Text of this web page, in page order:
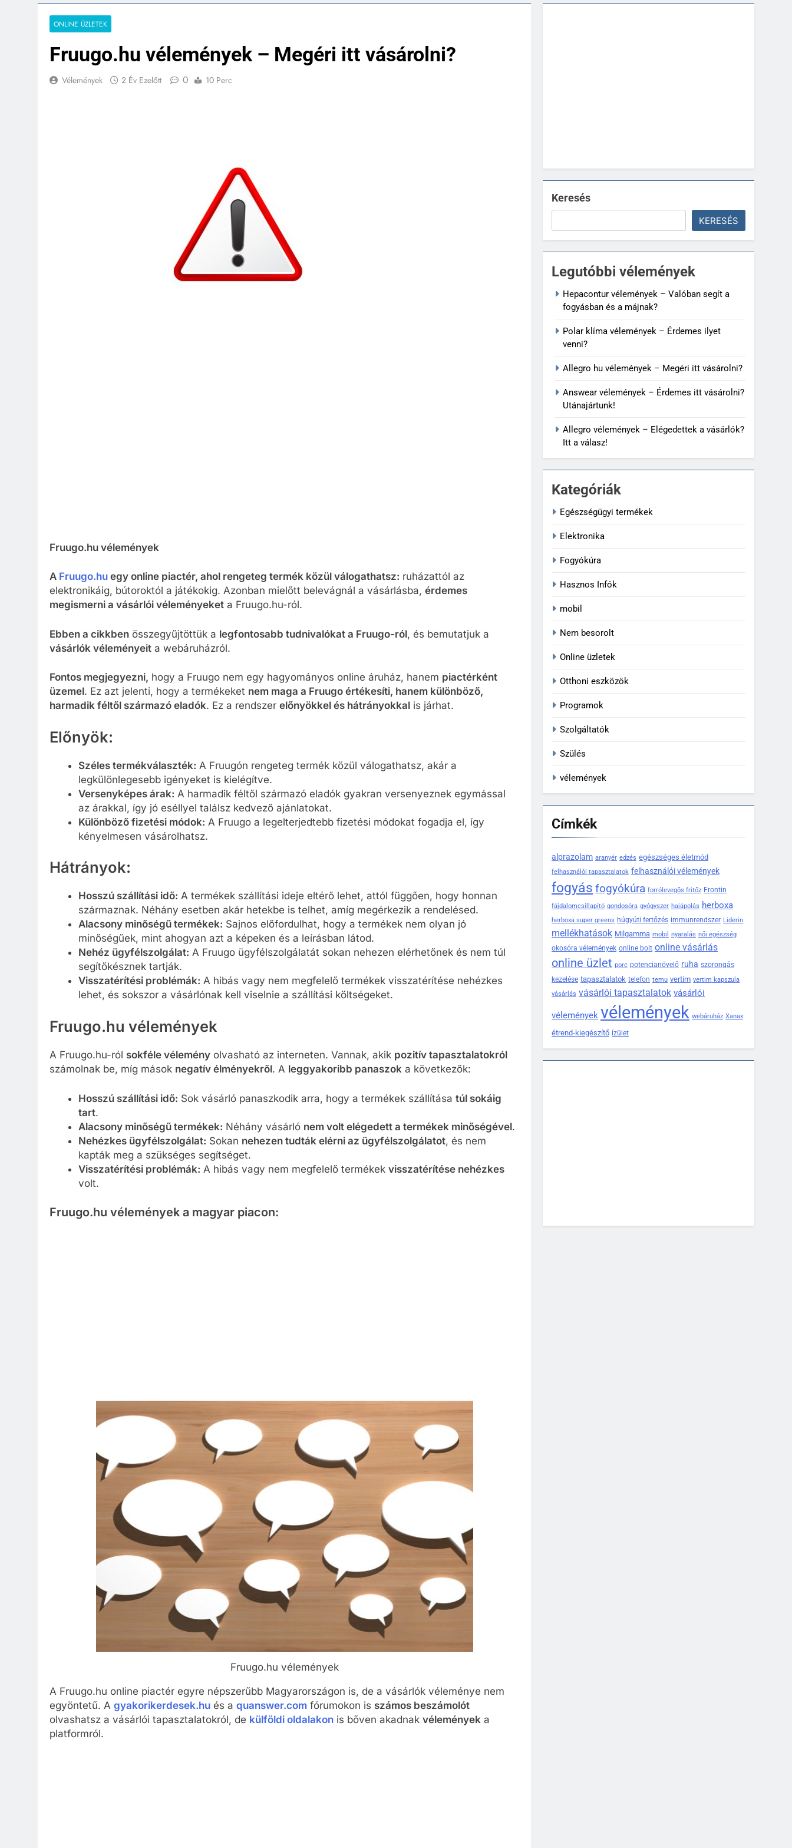
ONLINE ÜZLETEK
Fruugo.hu vélemények – Megéri itt vásárolni?
Vélemények 2 Év Ezelőtt 0 10 Perc
Fruugo.hu vélemények
A Fruugo.hu egy online piactér, ahol rengeteg termék közül válogathatsz: ruházattól az
elektronikáig, bútoroktól a játékokig. Azonban mielőtt belevágnál a vásárlásba, érdemes
megismerni a vásárlói véleményeket a Fruugo.hu-ról.
Ebben a cikkben összegyűjtöttük a legfontosabb tudnivalókat a Fruugo-ról, és bemutatjuk a
vásárlók véleményeit a webáruházról.
Fontos megjegyezni, hogy a Fruugo nem egy hagyományos online áruház, hanem piactérként
üzemel. Ez azt jelenti, hogy a termékeket nem maga a Fruugo értékesíti, hanem különböző,
harmadik féltől származó eladók. Ez a rendszer előnyökkel és hátrányokkal is járhat.
Előnyök:
Széles termékválaszték: A Fruugón rengeteg termék közül válogathatsz, akár a
legkülönlegesebb igényeket is kielégítve.
Versenyképes árak: A harmadik féltől származó eladók gyakran versenyeznek egymással
az árakkal, így jó eséllyel találsz kedvező ajánlatokat.
Különböző fizetési módok: A Fruugo a legelterjedtebb fizetési módokat fogadja el, így
kényelmesen vásárolhatsz.
Hátrányok:
Hosszú szállítási idő: A termékek szállítási ideje eltérő lehet, attól függően, hogy honnan
származnak. Néhány esetben akár hetekbe is telhet, amíg megérkezik a rendelésed.
Alacsony minőségű termékek: Sajnos előfordulhat, hogy a termékek nem olyan jó
minőségűek, mint ahogyan azt a képeken és a leírásban látod.
Nehéz ügyfélszolgálat: A Fruugo ügyfélszolgálatát sokan nehezen elérhetőnek és nem túl
segítőkésznek tartják.
Visszatérítési problémák: A hibás vagy nem megfelelő termékek visszatérítése nehézkes
lehet, és sokszor a vásárlónak kell viselnie a szállítási költségeket.
Fruugo.hu vélemények
A Fruugo.hu-ról sokféle vélemény olvasható az interneten. Vannak, akik pozitív tapasztalatokról
számolnak be, míg mások negatív élményekről. A leggyakoribb panaszok a következők:
Hosszú szállítási idő: Sok vásárló panaszkodik arra, hogy a termékek szállítása túl sokáig
tart.
Alacsony minőségű termékek: Néhány vásárló nem volt elégedett a termékek minőségével.
Nehézkes ügyfélszolgálat: Sokan nehezen tudták elérni az ügyfélszolgálatot, és nem
kapták meg a szükséges segítséget.
Visszatérítési problémák: A hibás vagy nem megfelelő termékek visszatérítése nehézkes
volt.
Fruugo.hu vélemények a magyar piacon:
Fruugo.hu vélemények
A Fruugo.hu online piactér egyre népszerűbb Magyarországon is, de a vásárlók véleménye nem
egyöntetű. A gyakorikerdesek.hu és a quanswer.com fórumokon is számos beszámolót
olvashatsz a vásárlói tapasztalatokról, de külföldi oldalakon is bőven akadnak vélemények a
platformról.
Keresés
KERESÉS
Legutóbbi vélemények
Hepacontur vélemények – Valóban segít a
fogyásban és a májnak?
Polar klíma vélemények – Érdemes ilyet
venni?
Allegro hu vélemények – Megéri itt vásárolni?
Answear vélemények – Érdemes itt vásárolni?
Utánajártunk!
Allegro vélemények – Elégedettek a vásárlók?
Itt a válasz!
Kategóriák
Egészségügyi termékek
Elektronika
Fogyókúra
Hasznos Infók
mobil
Nem besorolt
Online üzletek
Otthoni eszközök
Programok
Szolgáltatók
Szülés
vélemények
Címkék
alprazolam aranyér edzés egészséges életmód
felhasználói tapasztalatok felhasználói vélemények
fogyás fogyókúra forrólevegős fritőz Frontin
fájdalomcsillapító gondosóra gyógyszer hajápolás herboxa
herboxa super greens húgyúti fertőzés immunrendszer Liderin
mellékhatások Milgamma mobil nyaralás női egészség
okosóra vélemények online bolt online vásárlás
online üzlet porc potencianövelő ruha szorongás
kezelése tapasztalatok telefon temu vertim vertim kapszula
vásárlás vásárlói tapasztalatok vásárlói
vélemények vélemények webáruház Xanax
étrend-kiegészítő ízület